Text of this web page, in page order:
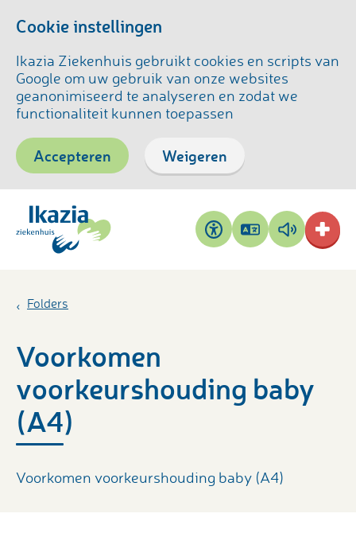
Cookie instellingen
Ikazia Ziekenhuis gebruikt cookies en scripts van
Google om uw gebruik van onze websites
geanonimiseerd te analyseren en zodat we
functionaliteit kunnen toepassen
Accepteren Weigeren
Toegankelijkheid
Pagina
vertalen
Pagina
voorlezen
Folders
Voorkomen
voorkeurshouding baby
(A4)
Voorkomen voorkeurshouding baby (A4)